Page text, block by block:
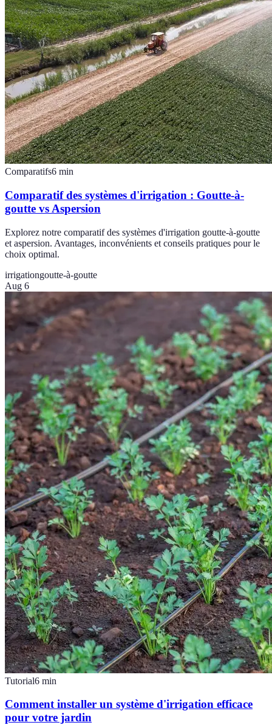
Comparatifs6 min
Comparatif des systèmes d'irrigation : Goutte-à-
goutte vs Aspersion
Explorez notre comparatif des systèmes d'irrigation goutte-à-goutte
et aspersion. Avantages, inconvénients et conseils pratiques pour le
choix optimal.
irrigationgoutte-à-goutte
Aug 6
Tutorial6 min
Comment installer un système d'irrigation efficace
pour votre jardin